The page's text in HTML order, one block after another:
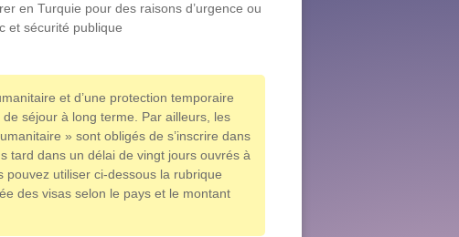
en Turquie pour des raisons d’urgence ou
et sécurité publique
et d’une protection temporaire
séjour à long terme. Par ailleurs, les
» sont obligés de s’inscrire dans
tard dans un délai de vingt jours ouvrés à
utiliser ci-dessous la rubrique
des visas selon le pays et le montant